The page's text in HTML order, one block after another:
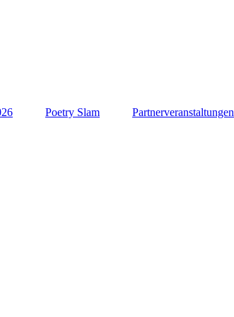
Poetry Slam Partnerveranstaltungen